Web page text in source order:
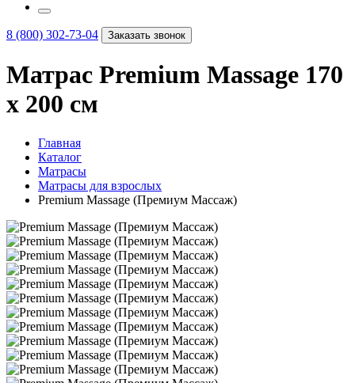
8 (800) 302-73-04 Заказать звонок
Матрас Premium Massage 170
х 200 см
Главная
Каталог
Матрасы
Матрасы для взрослых
Premium Massage (Премиум Массаж)